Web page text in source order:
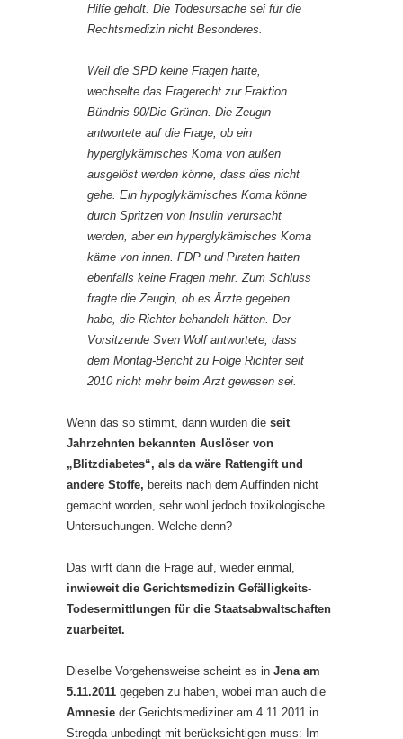
Hilfe geholt. Die Todesursache sei für die
Rechtsmedizin nicht Besonderes.
Weil die SPD keine Fragen hatte,
wechselte das Fragerecht zur Fraktion
Bündnis 90/Die Grünen. Die Zeugin
antwortete auf die Frage, ob ein
hyperglykämisches Koma von außen
ausgelöst werden könne, dass dies nicht
gehe. Ein hypoglykämisches Koma könne
durch Spritzen von Insulin verursacht
werden, aber ein hyperglykämisches Koma
käme von innen. FDP und Piraten hatten
ebenfalls keine Fragen mehr. Zum Schluss
fragte die Zeugin, ob es Ärzte gegeben
habe, die Richter behandelt hätten. Der
Vorsitzende Sven Wolf antwortete, dass
dem Montag-Bericht zu Folge Richter seit
2010 nicht mehr beim Arzt gewesen sei.
Wenn das so stimmt, dann wurden die seit
Jahrzehnten bekannten Auslöser von
„Blitzdiabetes“, als da wäre Rattengift und
andere Stoffe, bereits nach dem Auffinden nicht
gemacht worden, sehr wohl jedoch toxikologische
Untersuchungen. Welche denn?
Das wirft dann die Frage auf, wieder einmal,
inwieweit die Gerichtsmedizin Gefälligkeits-
Todesermittlungen für die Staatsabwaltschaften
zuarbeitet.
Dieselbe Vorgehensweise scheint es in Jena am
5.11.2011 gegeben zu haben, wobei man auch die
Amnesie der Gerichtsmediziner am 4.11.2011 in
Stregda unbedingt mit berücksichtigen muss: Im